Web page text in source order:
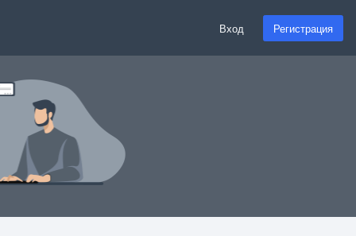
Вход Регистрация